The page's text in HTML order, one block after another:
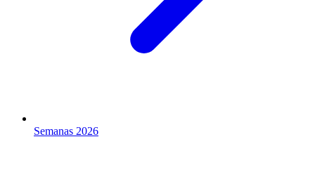
Semanas 2026